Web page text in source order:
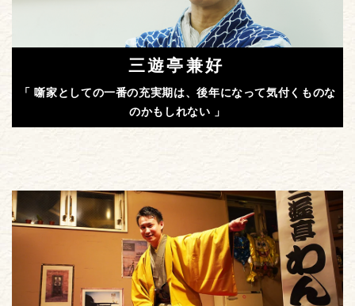
三遊亭兼好
「 噺家としての一番の充実期は、後年になって気付くものな
のかもしれない 」